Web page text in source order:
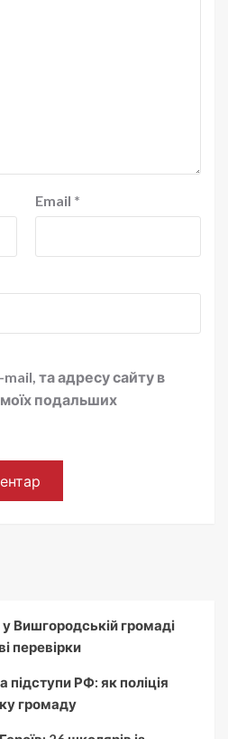
Email *
та адресу сайту в
подальших
Вишгородській громаді
перевірки
підступи РФ: як поліція
громаду